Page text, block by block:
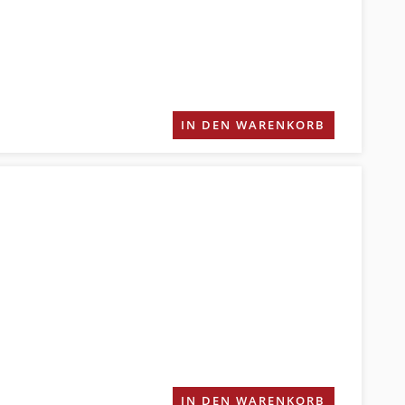
IN DEN WARENKORB
IN DEN WARENKORB